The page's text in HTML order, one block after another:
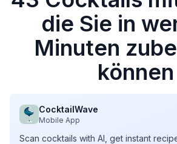
die Sie in
Minuten
können
CocktailWave
Mobile App
Scan cocktails with AI, get instant